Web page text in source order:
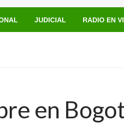
JUDICIAL RADIO EN
en